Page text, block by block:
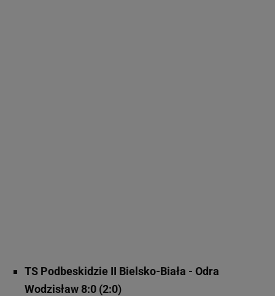
TS Podbeskidzie II Bielsko-Biała - Odra
Wodzisław 8:0 (2:0)